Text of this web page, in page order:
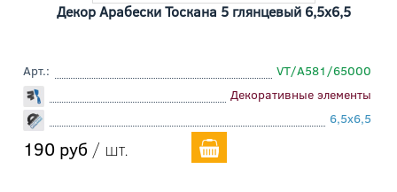
Декор Арабески Тоскана 5 глянцевый 6,5x6,5
Арт.:
VT/A581/65000
Декоративные элементы
6,5x6,5
190 руб / шт.